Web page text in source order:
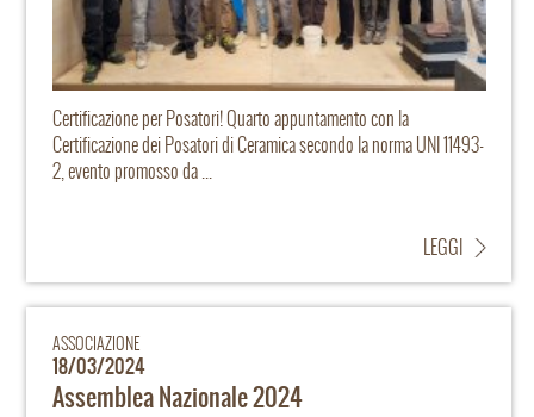
Certificazione per Posatori! Quarto appuntamento con la
Certificazione dei Posatori di Ceramica secondo la norma UNI 11493-
2, evento promosso da ...
LEGGI
ASSOCIAZIONE
18/03/2024
Assemblea Nazionale 2024